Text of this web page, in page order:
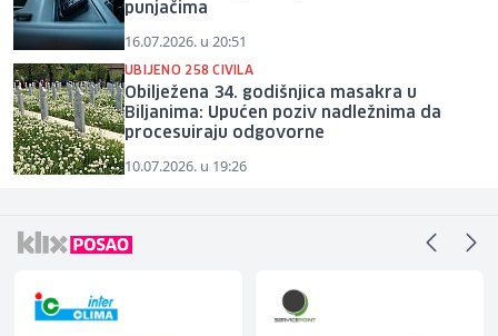
punjačima
16.07.2026. u 20:51
UBIJENO 258 CIVILA
Obilježena 34. godišnjica masakra u
Biljanima: Upućen poziv nadležnima da
procesuiraju odgovorne
10.07.2026. u 19:26